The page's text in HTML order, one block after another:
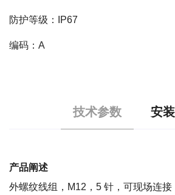
防护等级：IP67
编码：A
技术参数 安
产品阐述
外螺纹线组，M12，5 针，可现场连接